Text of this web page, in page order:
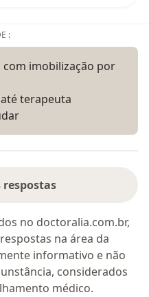
:
com imobilização por
terapeuta
respostas
no doctoralia.com.br,
na área da
informativo e não
considerados
médico.